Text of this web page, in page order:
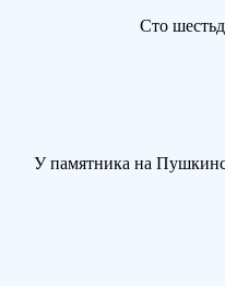
Сто
У памятника на